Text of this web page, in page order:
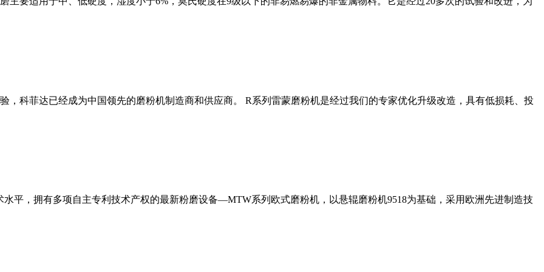
，科菲达已经成为中国领先的磨粉机制造商和供应商。 R系列雷蒙磨粉机是经过我们的专家优化升级改造，具有低损耗、投
平，拥有多项自主专利技术产权的最新粉磨设备—MTW系列欧式磨粉机，以悬辊磨粉机9518为基础，采用欧洲先进制造技